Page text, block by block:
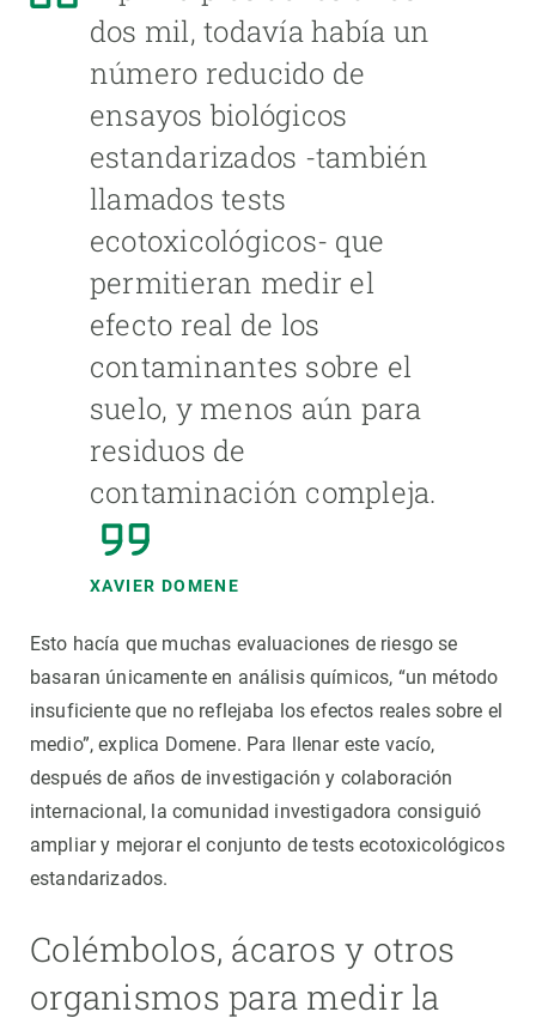
dos mil, todavía había un
número reducido de
ensayos biológicos
estandarizados -también
llamados tests
ecotoxicológicos- que
permitieran medir el
efecto real de los
contaminantes sobre el
suelo, y menos aún para
residuos de
contaminación compleja.
XAVIER DOMENE
Esto hacía que muchas evaluaciones de riesgo se
basaran únicamente en análisis químicos, “un método
insuficiente que no reflejaba los efectos reales sobre el
medio”, explica Domene. Para llenar este vacío,
después de años de investigación y colaboración
internacional, la comunidad investigadora consiguió
ampliar y mejorar el conjunto de tests ecotoxicológicos
estandarizados.
Colémbolos, ácaros y otros
organismos para medir la